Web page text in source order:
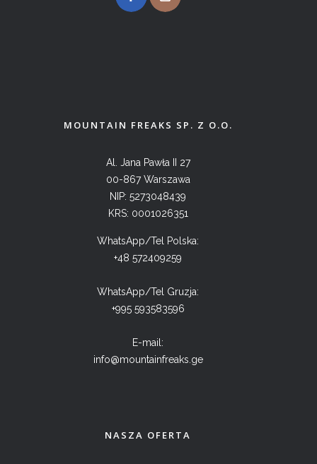
MOUNTAIN FREAKS SP. Z O.O.
Al. Jana Pawła II 27
00-867 Warszawa
NIP: 5273048439
KRS: 0001026351
WhatsApp/Tel Polska:
+48 572409259
WhatsApp/Tel Gruzja:
+995 593583596
E-mail:
info@mountainfreaks.ge
NASZA OFERTA